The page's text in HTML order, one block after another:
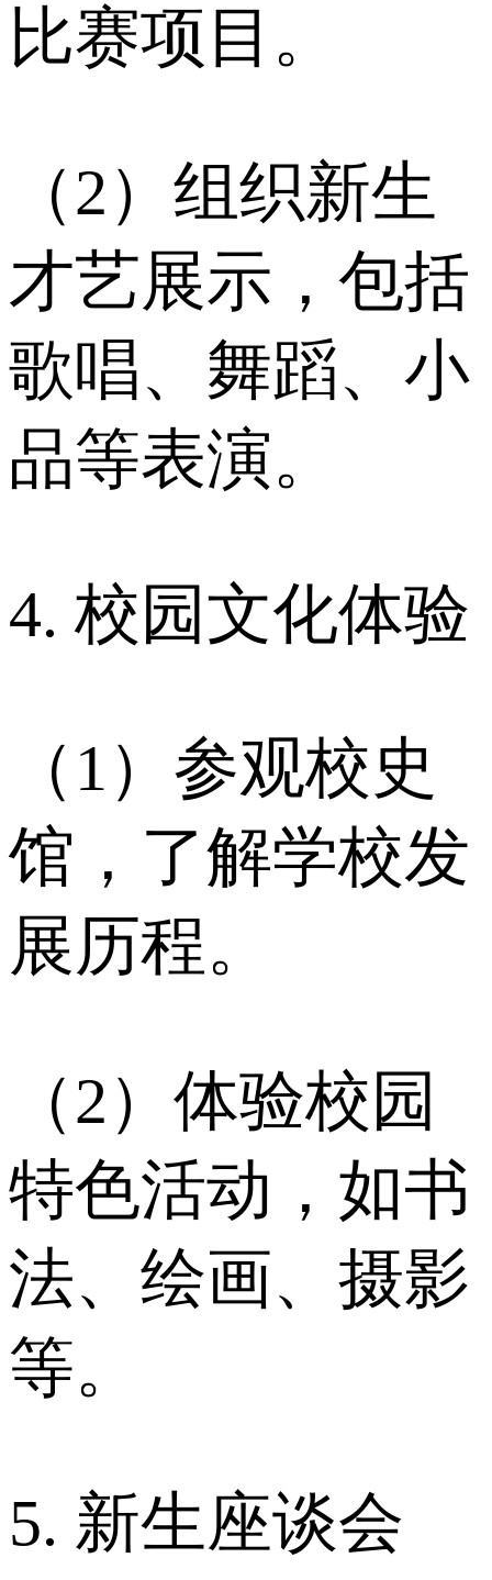
比赛项目。
（2）组织新生
才艺展示，包括
歌唱、舞蹈、小
品等表演。
4. 校园文化体验
（1）参观校史
馆，了解学校发
展历程。
（2）体验校园
特色活动，如书
法、绘画、摄影
等。
5. 新生座谈会